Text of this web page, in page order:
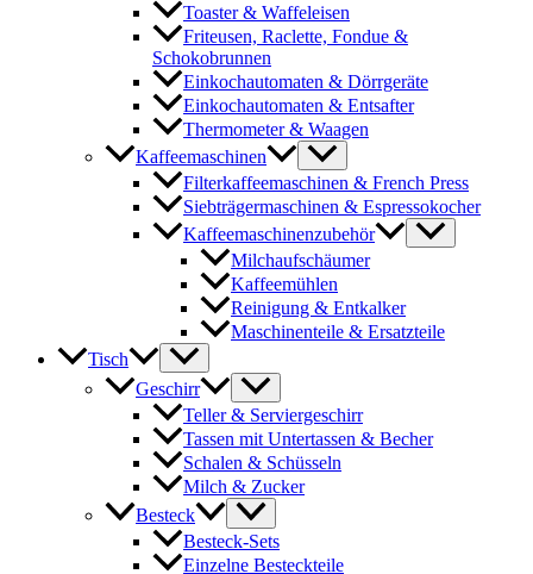
Toaster & Waffeleisen
Friteusen, Raclette, Fondue &
Schokobrunnen
Einkochautomaten & Dörrgeräte
Einkochautomaten & Entsafter
Thermometer & Waagen
Kaffeemaschinen
Filterkaffeemaschinen & French Press
Siebträgermaschinen & Espressokocher
Kaffeemaschinenzubehör
Milchaufschäumer
Kaffeemühlen
Reinigung & Entkalker
Maschinenteile & Ersatzteile
Tisch
Geschirr
Teller & Serviergeschirr
Tassen mit Untertassen & Becher
Schalen & Schüsseln
Milch & Zucker
Besteck
Besteck-Sets
Einzelne Besteckteile